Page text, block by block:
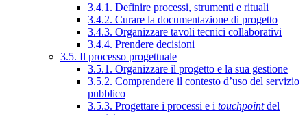
3.4.1. Definire processi, strumenti e rituali
3.4.2. Curare la documentazione di progetto
3.4.3. Organizzare tavoli tecnici collaborativi
3.4.4. Prendere decisioni
3.5. Il processo progettuale
3.5.1. Organizzare il progetto e la sua gestione
3.5.2. Comprendere il contesto d’uso del servizio
pubblico
3.5.3. Progettare i processi e i touchpointdel